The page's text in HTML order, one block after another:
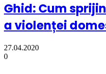
Ghid: Cum
a violenței
27.04.2020
0